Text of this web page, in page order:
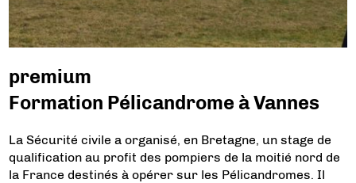
premium
Formation Pélicandrome à Vannes
La Sécurité civile a organisé, en Bretagne, un stage de
qualification au profit des pompiers de la moitié nord de
la France destinés à opérer sur les Pélicandromes. Il